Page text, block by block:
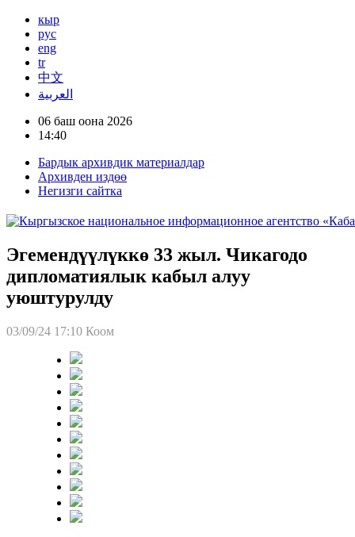
кыр
рус
eng
tr
中文
العربية
06 баш оона 2026
14:40
Бардык архивдик материалдар
Архивден издөө
Негизги сайтка
Эгемендүүлүккө 33 жыл. Чикагодо
дипломатиялык кабыл алуу
уюштурулду
03/09/24 17:10 Коом